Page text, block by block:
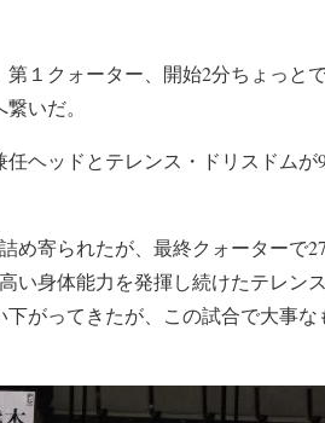
１クォーター、開始2分ちょっと
いだ。
ヘッドとテレンス・ドリスドムが
め寄られたが、最終クォーターで
い身体能力を発揮し続けたテレン
がってきたが、この試合で大事